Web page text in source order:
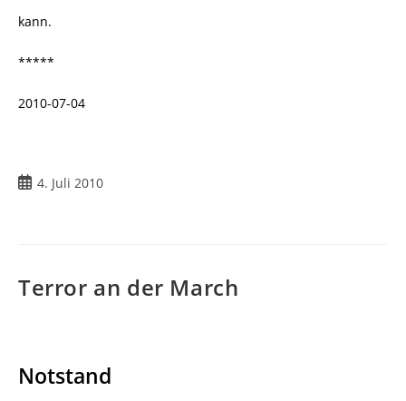
kann.
*****
2010-07-04
4. Juli 2010
Terror an der March
Notstand